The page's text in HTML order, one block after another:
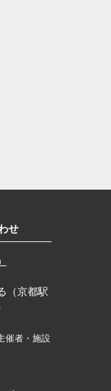
せ
（京都駅
催者・施設